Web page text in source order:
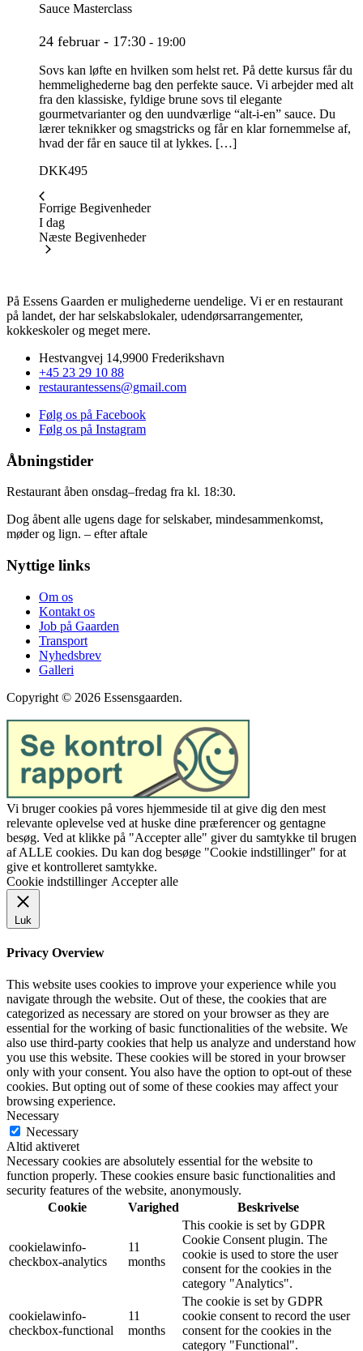
Sauce Masterclass
24 februar - 17:30 - 19:00
Sovs kan løfte en hvilken som helst ret. På dette kursus får du
hemmelighederne bag den perfekte sauce. Vi arbejder med alt
fra den klassiske, fyldige brune sovs til elegante
gourmetvarianter og den uundværlige “alt-i-en” sauce. Du
lærer teknikker og smagstricks og får en klar fornemmelse af,
hvad der får en sauce til at lykkes. […]
DKK495
Forrige Begivenheder
I dag
Næste Begivenheder
På Essens Gaarden er mulighederne uendelige. Vi er en restaurant
på landet, der har selskabslokaler, udendørsarrangementer,
kokkeskoler og meget mere.
Hestvangvej 14,9900 Frederikshavn
+45 23 29 10 88
restaurantessens@gmail.com
Følg os på Facebook
Følg os på Instagram
Åbningstider
Restaurant åben onsdag–fredag fra kl. 18:30.
Dog åbent alle ugens dage for selskaber, mindesammenkomst,
møder og lign. – efter aftale
Nyttige links
Om os
Kontakt os
Job på Gaarden
Transport
Nyhedsbrev
Galleri
Copyright © 2026 Essensgaarden.
Vi bruger cookies på vores hjemmeside til at give dig den mest
relevante oplevelse ved at huske dine præferencer og gentagne
besøg. Ved at klikke på "Accepter alle" giver du samtykke til brugen
af ALLE cookies. Du kan dog besøge "Cookie indstillinger" for at
give et kontrolleret samtykke.
Cookie indstillinger Accepter alle
Luk
Privacy Overview
This website uses cookies to improve your experience while you
navigate through the website. Out of these, the cookies that are
categorized as necessary are stored on your browser as they are
essential for the working of basic functionalities of the website. We
also use third-party cookies that help us analyze and understand how
you use this website. These cookies will be stored in your browser
only with your consent. You also have the option to opt-out of these
cookies. But opting out of some of these cookies may affect your
browsing experience.
Necessary
Necessary
Altid aktiveret
Necessary cookies are absolutely essential for the website to
function properly. These cookies ensure basic functionalities and
security features of the website, anonymously.
Cookie
Varighed Beskrivelse
cookielawinfo-
checkbox-analytics
11
months
This cookie is set by GDPR
Cookie Consent plugin. The
cookie is used to store the user
consent for the cookies in the
category "Analytics".
cookielawinfo-
checkbox-functional
11
months
The cookie is set by GDPR
cookie consent to record the user
consent for the cookies in the
category "Functional".